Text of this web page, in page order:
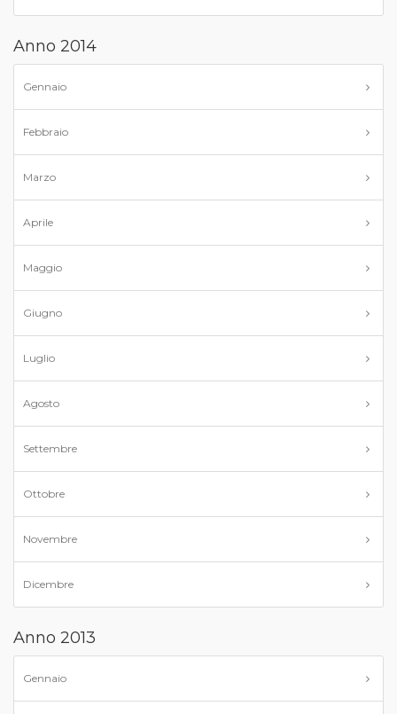
Anno 2014
Gennaio
Febbraio
Marzo
Aprile
Maggio
Giugno
Luglio
Agosto
Settembre
Ottobre
Novembre
Dicembre
Anno 2013
Gennaio